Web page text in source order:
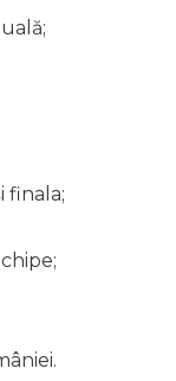
finala;